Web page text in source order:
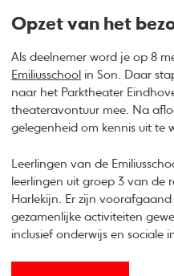
Opzet van het
Als deelnemer word je op 8
Emiliusschool in Son. Daar
naar het Parktheater
theateravontuur mee. Na
gelegenheid om kennis uit te
Leerlingen van de
leerlingen uit groep 3 van de
Harlekijn. Er zijn
gezamenlijke activiteiten
inclusief onderwijs en sociale